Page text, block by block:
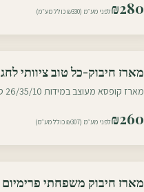
₪280 לפני מע״מ (₪330 כולל מע״מ)
עוטף צפון
מארז חיבוק-כל טוב ציוותי לחג
מארז קופסא מעוצב במידות 26/35/10 ס״מ הכולל:
₪260 לפני מע״מ (₪307 כולל מע״מ)
עוטף צפון
מארז חיבוק משפחתי פרימיום